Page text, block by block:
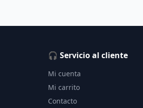
🎧 Servicio al cliente
Mi cuenta
Mi carrito
Contacto